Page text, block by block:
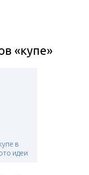
«купе»
в
идеи